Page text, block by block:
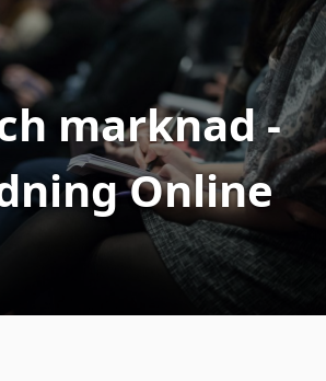
marknad -
Online